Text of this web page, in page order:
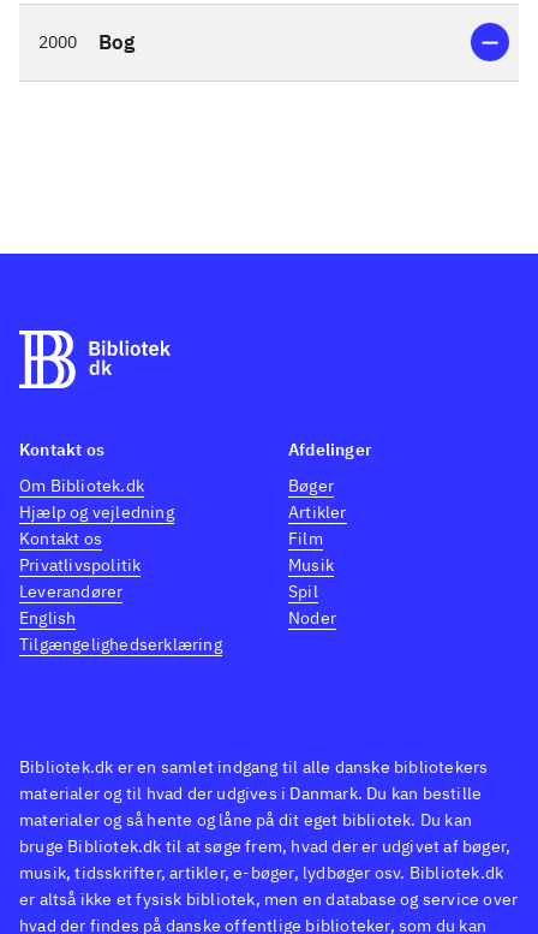
2000 Bog
Bibliotek.dk er en samlet indgang til alle danske bibliotekers
materialer og til hvad der udgives i Danmark. Du kan bestille
materialer og så hente og låne på dit eget bibliotek. Du kan
bruge Bibliotek.dk til at søge frem, hvad der er udgivet af bøger,
musik, tidsskrifter, artikler, e-bøger, lydbøger osv. Bibliotek.dk
er altså ikke et fysisk bibliotek, men en database og service over
hvad der findes på danske offentlige biblioteker, som du kan
Kontakt os
Om Bibliotek.dk
Hjælp og vejledning
Kontakt os
Privatlivspolitik
Leverandører
English
Tilgængelighedserklæring
Afdelinger
Bøger
Artikler
Film
Musik
Spil
Noder